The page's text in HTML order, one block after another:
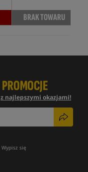
BRAK TOWARU
PROMOCJE
z najlepszymi okazjami!
Wypisz się